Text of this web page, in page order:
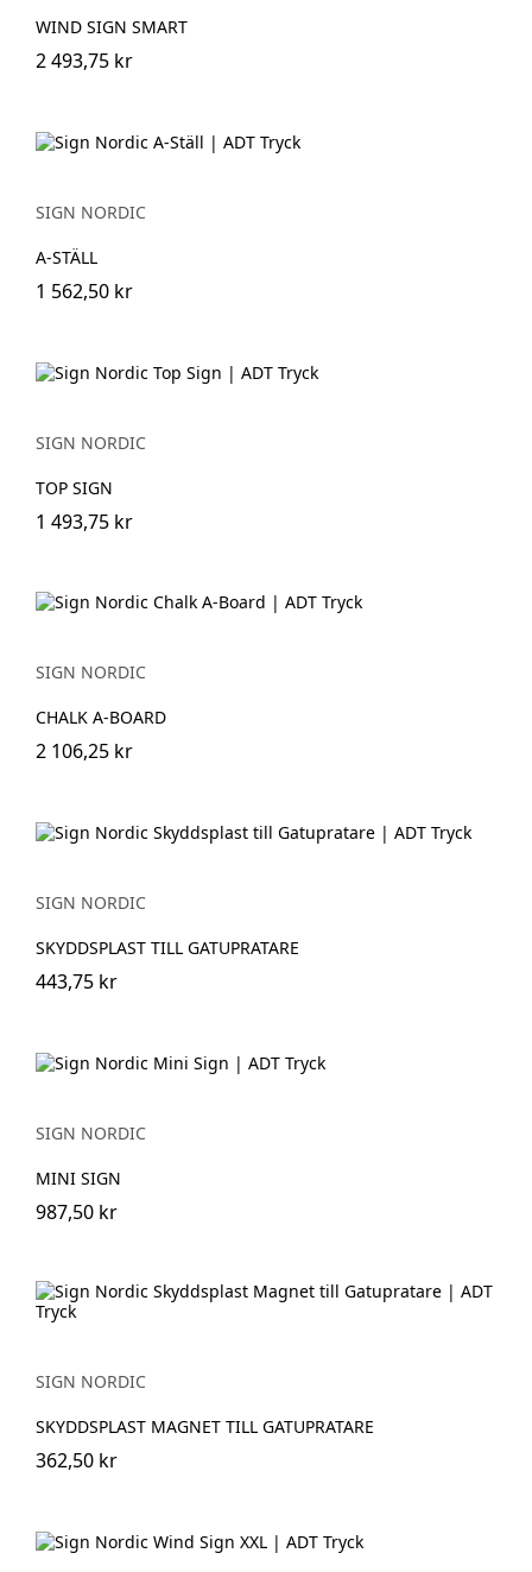
WIND SIGN SMART
2 493,75 kr
SIGN NORDIC
A-STÄLL
1 562,50 kr
SIGN NORDIC
TOP SIGN
1 493,75 kr
SIGN NORDIC
CHALK A-BOARD
2 106,25 kr
SIGN NORDIC
SKYDDSPLAST TILL GATUPRATARE
443,75 kr
SIGN NORDIC
MINI SIGN
987,50 kr
SIGN NORDIC
SKYDDSPLAST MAGNET TILL GATUPRATARE
362,50 kr